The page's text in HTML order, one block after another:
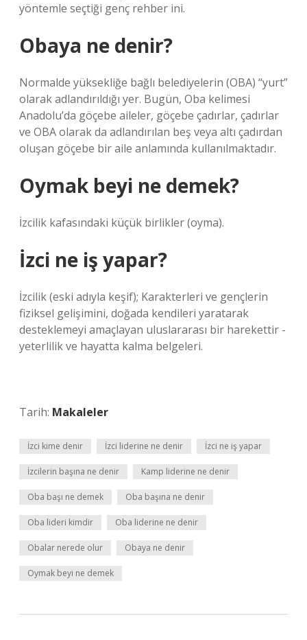
yöntemle seçtiği genç rehber ini.
Obaya ne denir?
Normalde yüksekliğe bağlı belediyelerin (OBA) “yurt”
olarak adlandırıldığı yer. Bugün, Oba kelimesi
Anadolu’da göçebe aileler, göçebe çadırlar, çadırlar
ve OBA olarak da adlandırılan beş veya altı çadırdan
oluşan göçebe bir aile anlamında kullanılmaktadır.
Oymak beyi ne demek?
İzcilik kafasındaki küçük birlikler (oyma).
İzci ne iş yapar?
İzcilik (eski adıyla keşif); Karakterleri ve gençlerin
fiziksel gelişimini, doğada kendileri yaratarak
desteklemeyi amaçlayan uluslararası bir harekettir -
yeterlilik ve hayatta kalma belgeleri.
Tarih: Makaleler
İzci kime denir İzci liderine ne denir İzci ne iş yapar
İzcilerin başına ne denir Kamp liderine ne denir
Oba başı ne demek Oba başına ne denir
Oba lideri kimdir Oba liderine ne denir
Obalar nerede olur Obaya ne denir
Oymak beyi ne demek